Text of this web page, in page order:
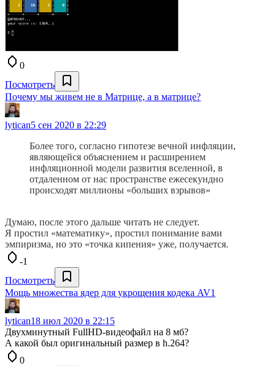
0
Посмотреть
Почему мы живем не в Матрице, а в матрице?
lytican5 сен 2020 в 22:29
Более того, согласно гипотезе вечной инфляции,
являющейся объяснением и расширением
инфляционной модели развития вселенной, в
отдаленном от нас пространстве ежесекундно
происходят миллионы «больших взрывов»
Думаю, после этого дальше читать не следует.
Я простил «математику», простил понимание вами
эмпиризма, но это «точка кипения» уже, получается.
-1
Посмотреть
Мощь множества ядер для укрощения кодека AV1
lytican18 июл 2020 в 22:15
Двухминутный FullHD-видеофайл на 8 мб?
А какой был оригинальный размер в h.264?
0